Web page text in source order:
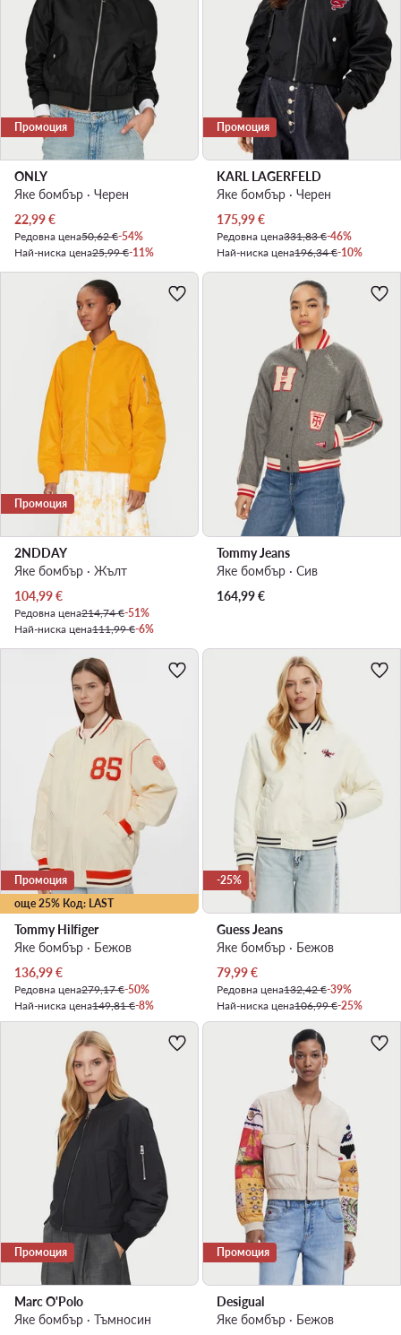
Промоция
ONLY
Яке бомбър · Черен
Актуална цена
22,99€
Редовна цена50,62 €-54%
Най-ниска цена25,99 €-11%
Промоция
KARL LAGERFELD
Яке бомбър · Черен
Актуална цена
175,99€
Редовна цена331,83 €-46%
Най-ниска цена196,34 €-10%
Промоция
2NDDAY
Яке бомбър · Жълт
Актуална цена
104,99€
Редовна цена214,74 €-51%
Най-ниска цена111,99 €-6%
Tommy Jeans
Яке бомбър · Сив
164,99€
още 25% Код: LAST
Промоция
Tommy Hilfiger
Яке бомбър · Бежов
Актуална цена
136,99€
Редовна цена279,17 €-50%
Най-ниска цена149,81 €-8%
-25%
Guess Jeans
Яке бомбър · Бежов
Актуална цена
79,99€
Редовна цена132,42 €-39%
Най-ниска цена106,99 €-25%
Промоция
Marc O'Polo
Яке бомбър · Тъмносин
Промоция
Desigual
Яке бомбър · Бежов